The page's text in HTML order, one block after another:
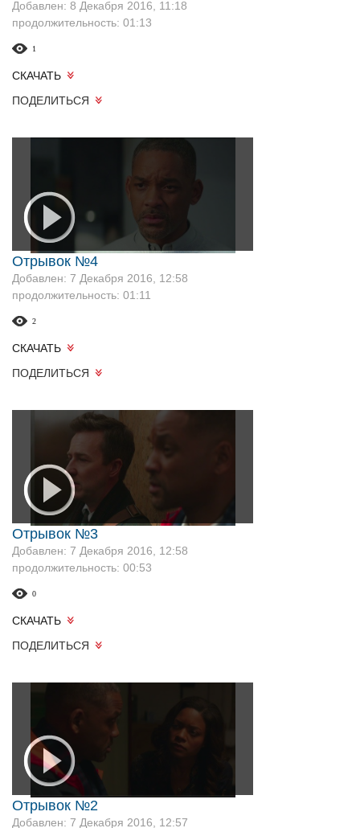
Добавлен: 8 Декабря 2016, 11:18
продолжительность: 01:13
1
СКАЧАТЬ
ПОДЕЛИТЬСЯ
Отрывок №4
Добавлен: 7 Декабря 2016, 12:58
продолжительность: 01:11
2
СКАЧАТЬ
ПОДЕЛИТЬСЯ
Отрывок №3
Добавлен: 7 Декабря 2016, 12:58
продолжительность: 00:53
0
СКАЧАТЬ
ПОДЕЛИТЬСЯ
Отрывок №2
Добавлен: 7 Декабря 2016, 12:57